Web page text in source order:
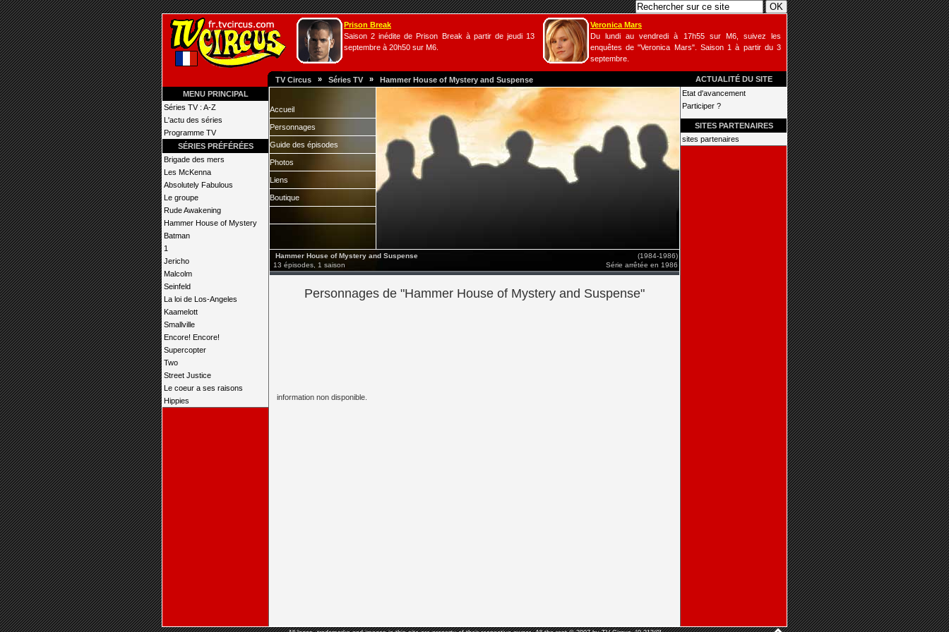
Prison Break
Saison 2 inédite de Prison Break à partir de jeudi 13
septembre à 20h50 sur M6.
Veronica Mars
Du lundi au vendredi à 17h55 sur M6, suivez les
enquêtes de "Veronica Mars". Saison 1 à partir du 3
septembre.
TV Circus » Séries TV » Hammer House of Mystery and Suspense
ACTUALITÉ DU SITE
MENU PRINCIPAL
Séries TV : A-Z
L'actu des séries
Programme TV
SÉRIES PRÉFÉRÉES
Brigade des mers
Les McKenna
Absolutely Fabulous
Le groupe
Rude Awakening
Hammer House of Mystery
Batman
1
Jericho
Malcolm
Seinfeld
La loi de Los-Angeles
Kaamelott
Smallville
Encore! Encore!
Supercopter
Two
Street Justice
Le coeur a ses raisons
Hippies
Accueil
Personnages
Guide des épisodes
Photos
Liens
Boutique
Hammer House of Mystery and Suspense
13 épisodes, 1 saison
(1984-1986)
Série arrêtée en 1986
Personnages de "Hammer House of Mystery and Suspense"
information non disponible.
Etat d'avancement
Participer ?
SITES PARTENAIRES
sites partenaires